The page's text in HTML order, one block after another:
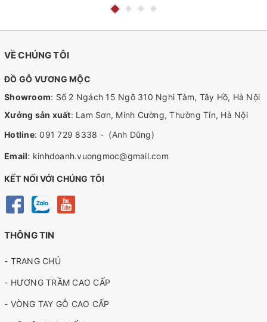
VỀ CHÚNG TÔI
ĐỒ GỖ VƯƠNG MỘC
Showroom: Số 2 Ngách 15 Ngõ 310 Nghi Tàm, Tây Hồ, Hà Nội
Xưởng sản xuất: Lam Sơn, Minh Cường, Thường Tín, Hà Nội
Hotline:091 729 8338 - (Anh Dũng)
Email: kinhdoanh.vuongmoc@gmail.com
KẾT NỐI VỚI CHÚNG TÔI
THÔNG TIN
- TRANG CHỦ
- HƯƠNG TRẦM CAO CẤP
- VÒNG TAY GỖ CAO CẤP